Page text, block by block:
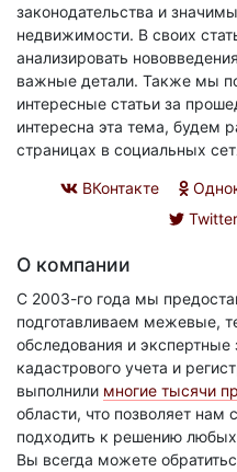
законодательства и
недвижимости. В своих
анализировать
важные детали. Также мы
интересные статьи за
интересна эта тема, будем
страницах в социальных
ВКонтакте
Twitter
О компании
С 2003-го года мы
подготавливаем межевые,
обследования и экспертные
кадастрового учета и
выполнили многие тысячи
области, что позволяет нам
подходить к решению
Вы всегда можете